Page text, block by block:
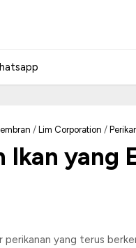
/ Lim Corporation /
Ikan yang
yang terus